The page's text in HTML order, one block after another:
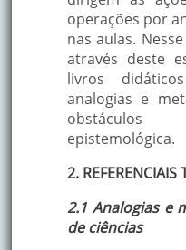
operações por
nas aulas.
através deste
livros
analogias e
epistemológica.
2. REFERENCIAIS
2.1 Analogias e
de ciências